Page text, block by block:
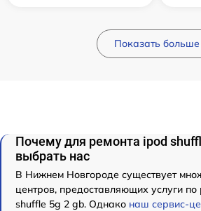
Показать больше
Почему для ремонта ipod
выбрать нас
В Нижнем Новгороде существует
центров, предоставляющих услуги по
shuffle 5g 2 gb. Однако наш сервис-